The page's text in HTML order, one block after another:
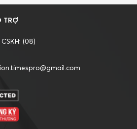
TRỢ
(08)